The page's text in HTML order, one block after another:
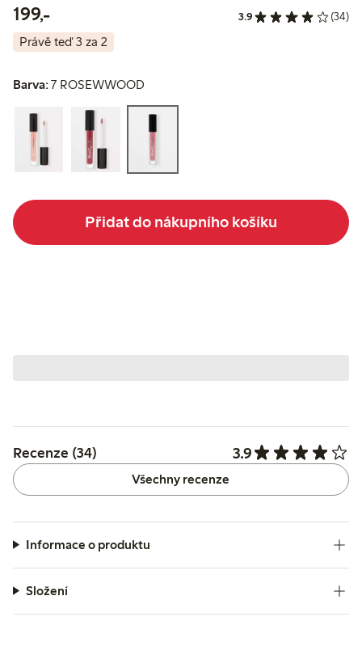
199,-199,00 Kč 3.9 (34)
Právě teď 3 za 2
Barva:7 ROSEWWOOD
Přidat do nákupního košíku
Recenze (34) 3.9
Všechny recenze
Informace o produktu
Složení